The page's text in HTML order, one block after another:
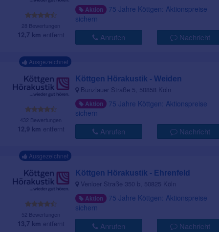
28 Bewertungen
12,7 km entfernt
Aktion 75 Jahre Köttgen: Aktionspreise
sichern
Anrufen Nachricht
Ausgezeichnet
432 Bewertungen
12,9 km entfernt
Köttgen Hörakustik - Weiden
Bunzlauer Straße 5, 50858 Köln
Aktion 75 Jahre Köttgen: Aktionspreise
sichern
Anrufen Nachricht
Ausgezeichnet
52 Bewertungen
13,7 km entfernt
Köttgen Hörakustik - Ehrenfeld
Venloer Straße 350 b, 50825 Köln
Aktion 75 Jahre Köttgen: Aktionspreise
sichern
Anrufen Nachricht